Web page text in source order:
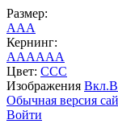
Размер:
AAA
Кернинг:
AAAAAA
Цвет: CCC
Изображения Вкл.
Обычная версия
Войти